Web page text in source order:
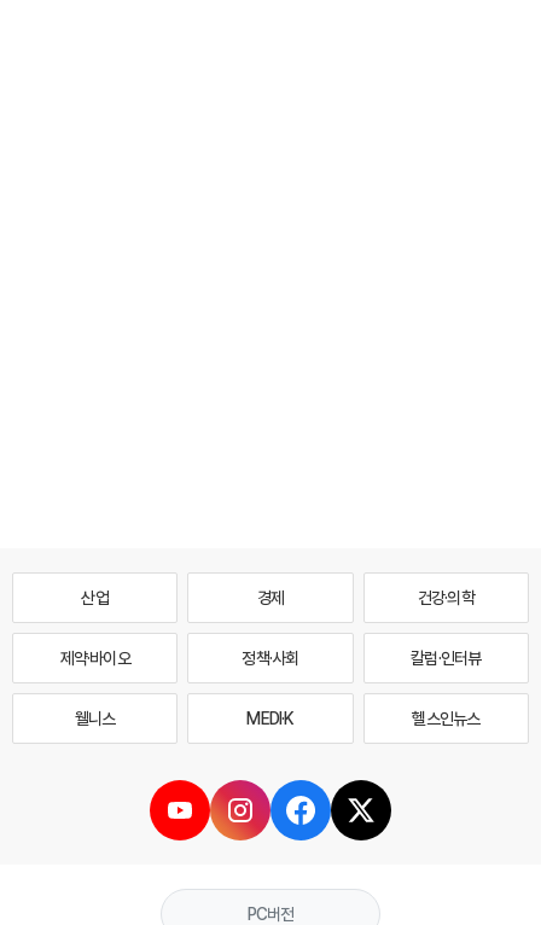
산업 경제 건강·의학
제약·바이오 정책·사회 칼럼·인터뷰
웰니스 MEDI·K 헬스인뉴스
PC버전